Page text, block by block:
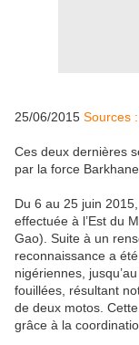
25/06/2015 Sources
Ces deux dernières
par la force
Du 6 au 25 juin
effectuée à l’Est du
Gao). Suite à un
reconnaissance a
nigériennes,
fouillées, résultant
de deux motos.
grâce à la